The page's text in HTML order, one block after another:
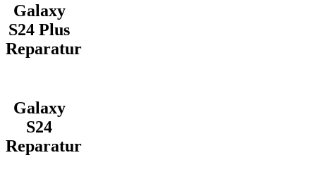
Galaxy
S24 Plus
Reparatur
Galaxy
S24
Reparatur